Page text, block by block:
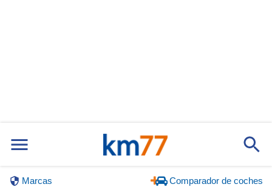
Marcas Comparador de coches